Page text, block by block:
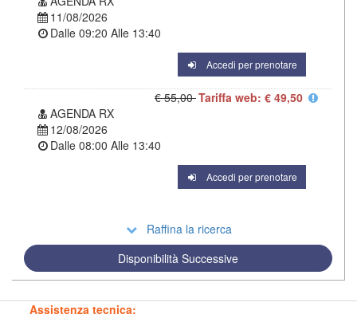
11/08/2026
Dalle 09:20 Alle 13:40
Accedi per prenotare
€ 55,00Tariffa web: € 49,50
AGENDA RX
12/08/2026
Dalle 08:00 Alle 13:40
Accedi per prenotare
Raffina la ricerca
Disponibilità Successive
Assistenza tecnica: